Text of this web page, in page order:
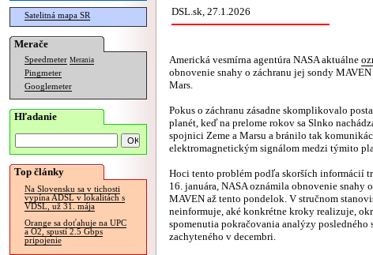
Satelitná mapa SR
Merače
Speedmeter Merania
Pingmeter
Googlemeter
Hľadanie
Top články
Na Slovensku sa v tichosti
vypína ADSL v lokalitách s
VDSL, už 31. mája
Orange sa doťahuje na UPC
a O2, spustí 2.5 Gbps
pripojenie
DSL.sk, 27.1.2026
Americká vesmírna agentúra NASA aktuálne
obnovenie snahy o záchranu jej sondy
Mars.
Pokus o záchranu zásadne skomplikovalo
planét, keď na prelome rokov sa Slnko
spojnici Zeme a Marsu a bránilo tak
elektromagnetickým signálom medzi týmito
Hoci tento problém podľa skorších informácií
16. januára, NASA oznámila obnovenie snahy
MAVEN až tento pondelok. V stručnom
neinformuje, aké konkrétne kroky realizuje,
spomenutia pokračovania analýzy posledného
zachyteného v decembri.